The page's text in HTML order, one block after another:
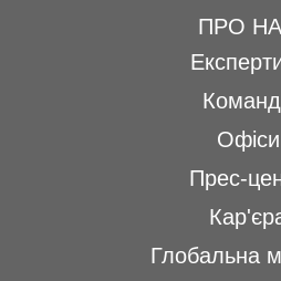
ПРО
Офіси
Прес-
Глобальна